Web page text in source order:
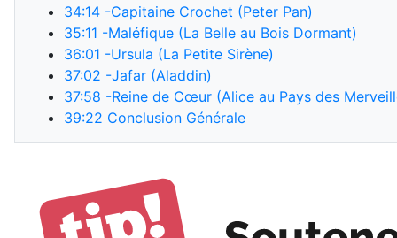
34:14 -Capitaine Crochet (Peter Pan)
35:11 -Maléfique (La Belle au Bois Dormant)
36:01 -Ursula (La Petite Sirène)
37:02 -Jafar (Aladdin)
37:58 -Reine de Cœur (Alice au Pays des
39:22 Conclusion Générale